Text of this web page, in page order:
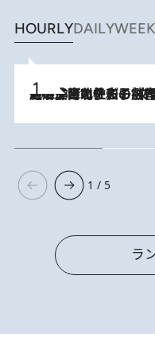
HOURLYDAILY
2026.8.3
《「文士の子ども被害者の会」発足！》阿川佐和子（72）が語る遠藤周作に北杜夫、劇作家・矢代静一の子どもたちの“文豪プライベート事件簿”
1 / 5
ラ